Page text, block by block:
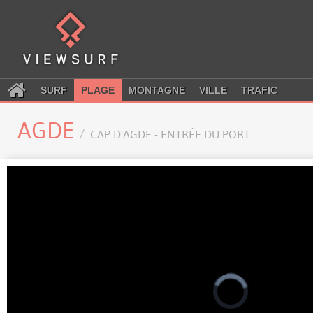
SURF PLAGE MONTAGNE VILLE TRAFIC
AGDE CAP D'AGDE - ENTRÉE DU PORT